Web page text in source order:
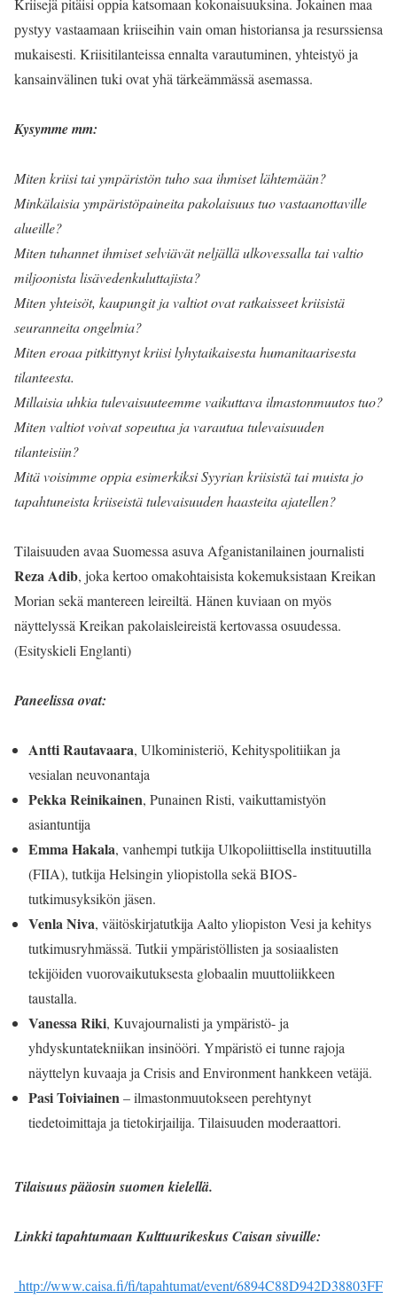
pystyy vastaamaan kriiseihin vain oman historiansa ja resurssiensa
mukaisesti. Kriisitilanteissa ennalta varautuminen, yhteistyö ja
kansainvälinen tuki ovat yhä tärkeämmässä asemassa.
Kysymme mm:
Miten kriisi tai ympäristön tuho saa ihmiset lähtemään?
Minkälaisia ympäristöpaineita pakolaisuus tuo vastaanottaville
alueille?
Miten tuhannet ihmiset selviävät neljällä ulkovessalla tai valtio
miljoonista lisävedenkuluttajista?
Miten yhteisöt, kaupungit ja valtiot ovat ratkaisseet kriisistä
seuranneita ongelmia?
Miten eroaa pitkittynyt kriisi lyhytaikaisesta humanitaarisesta
tilanteesta.
Millaisia uhkia tulevaisuuteemme vaikuttava ilmastonmuutos tuo?
Miten valtiot voivat sopeutua ja varautua tulevaisuuden
tilanteisiin?
Mitä voisimme oppia esimerkiksi Syyrian kriisistä tai muista jo
tapahtuneista kriiseistä tulevaisuuden haasteita ajatellen?
Tilaisuuden avaa Suomessa asuva Afganistanilainen journalisti
Reza Adib, joka kertoo omakohtaisista kokemuksistaan Kreikan
Morian sekä mantereen leireiltä. Hänen kuviaan on myös
näyttelyssä Kreikan pakolaisleireistä kertovassa osuudessa.
(Esityskieli Englanti)
Paneelissa ovat:
Antti Rautavaara, Ulkoministeriö, Kehityspolitiikan ja
vesialan neuvonantaja
Pekka Reinikainen, Punainen Risti, vaikuttamistyön
asiantuntija
Emma Hakala, vanhempi tutkija Ulkopoliittisella instituutilla
(FIIA), tutkija Helsingin yliopistolla sekä BIOS-
tutkimusyksikön jäsen.
Venla Niva, väitöskirjatutkija Aalto yliopiston Vesi ja kehitys
tutkimusryhmässä. Tutkii ympäristöllisten ja sosiaalisten
tekijöiden vuorovaikutuksesta globaalin muuttoliikkeen
taustalla.
Vanessa Riki, Kuvajournalisti ja ympäristö- ja
yhdyskuntatekniikan insinööri. Ympäristö ei tunne rajoja
näyttelyn kuvaaja ja Crisis and Environment hankkeen vetäjä.
Pasi Toiviainen– ilmastonmuutokseen perehtynyt
tiedetoimittaja ja tietokirjailija. Tilaisuuden moderaattori.
Tilaisuus pääosin suomen kielellä.
Linkki tapahtumaan Kulttuurikeskus Caisan sivuille:
http://www.caisa.fi/fi/tapahtumat/event/6894C88D942D38803FF